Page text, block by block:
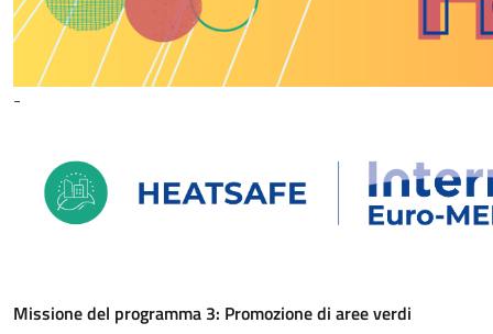
-
Missione del programma 3: Promozione di aree verdi